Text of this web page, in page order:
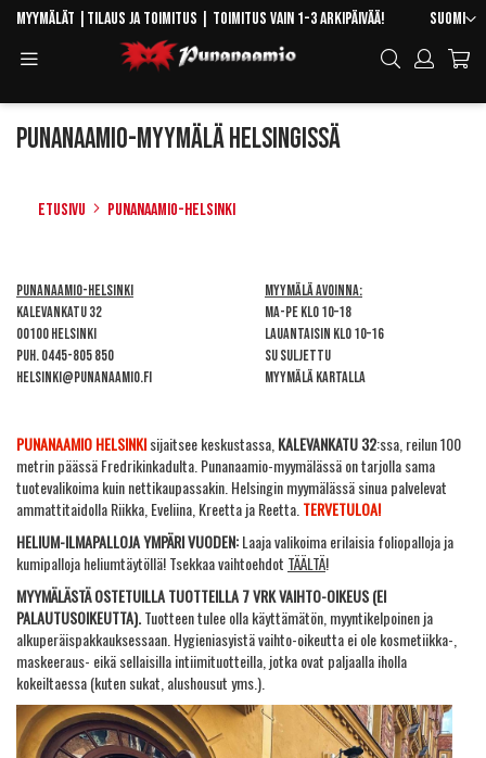
Skip
Content
Kieli
Suomi
Myymälät Tilaus ja toimitus | Toimitus vain 1-3 arkipäivää!
Hae
Punanaamio-myymälä Helsingissä
Etusivu Punanaamio-Helsinki
Punanaamio-Helsinki
Kalevankatu 32
00100 Helsinki
Puh.0445-805 850
helsinki@punanaamio.fi
Myymälä avoinna:
Ma-pe klo 10–18
Lauantaisin klo 10–16
Su suljettu
Myymälä kartalla
PUNANAAMIO HELSINKIsijaitsee keskustassa, KALEVANKATU 32:ssa, reilun 100
metrin päässä Fredrikinkadulta. Punanaamio-myymälässä on tarjolla sama
tuotevalikoima kuin nettikaupassakin. Helsingin myymälässä sinua palvelevat
ammattitaidolla Riikka, Eveliina, Kreetta ja Reetta. TERVETULOA!
HELIUM-ILMAPALLOJA YMPÄRI VUODEN:Laaja valikoima erilaisia foliopalloja ja
kumipalloja heliumtäytöllä! Tsekkaa vaihtoehdot TÄÄLTÄ!
MYYMÄLÄSTÄ OSTETUILLA TUOTTEILLA 7 VRK VAIHTO-OIKEUS (EI
PALAUTUSOIKEUTTA).Tuotteen tulee olla käyttämätön, myyntikelpoinen ja
alkuperäis­pakkauk­sessaan. Hygieniasyistä vaihto-oikeutta ei ole kosmetiikka-,
maskeeraus- eikä sellaisilla intiimituotteilla, jotka ovat paljaalla iholla
kokeiltaessa (kuten sukat, alushousut yms.).